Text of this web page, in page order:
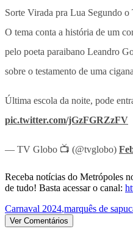
Sorte Virada pra Lua Segundo o
O tema conta a história de um
pelo poeta paraibano Leandro
sobre o testamento de uma
Última escola da noite, pode
pic.twitter.com/jGzFGRZzFV
— TV Globo 📺 (@tvglobo)
Receba notícias do Metrópoles
de tudo! Basta acessar o canal:
Carnaval 2024,marquês de
Ver Comentários